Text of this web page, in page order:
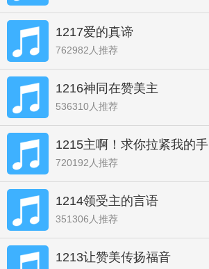
1217爱的真谛
762982人推荐
1216神同在赞美主
536310人推荐
1215主啊！求你拉紧我的手
720192人推荐
1214领受主的言语
351306人推荐
1213让赞美传扬福音